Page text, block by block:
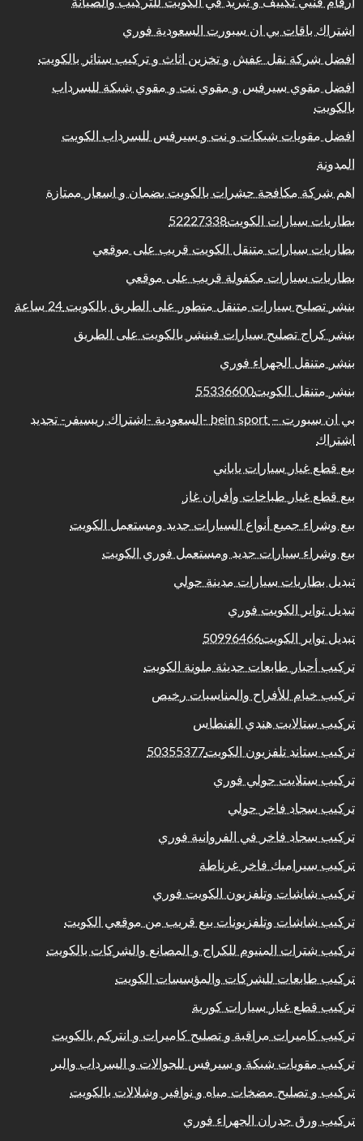
اشتراك باقات بي ان سبورت السعودية فوري
افضل شركة نقل عفش و تخزين اثاث و تركيب ستائر بالكويت
افضل مقوي سيرفس و مقوي نت و مقوي شبكة للسرداب
بالكويت
افضل مقويات شبكات و نت و سيرفس للسرداب الكويت
المدونة
اهم شركة مكافحة حشرات بالكويت بضمان و اسعار ممتازة
بطاريات سيارات الكويت52227338
بطاريات سيارات متنقل الكويت قريب على موقعي
بطاريات سيارات مكفولة قريب على موقعي
بنشر تصليح سيارات متنقل متطور على الطريق بالكويت 24 ساعة
بنشر كراج تصليح سيارات فينشر بالكويت على الطريق
بنشر متنقل الجهراء فوري
بنشر متنقل الكويت55336600
بي ان سبورت – bein sport -السعودية -اشتراك ريسيفر- تجديد
اشتراك
بيع قطع غيار سيارات ياباني
بيع قطع غيار طباخات وأفران غاز
بيع وشراء جميع أنواع السيارات جديد ومستعمل الكويت
بيع وشراء سيارات جديد ومستعمل فوري الكويت
تبديل بطاريات سيارات مدينة حولي
تبديل تواير الكويت فوري
تبديل تواير الكويت50996466
تركيب أحبار طابعات حديثة ملونة الكويت
تركيب خيام للأفراح والمناسبات رخيص
تركيب ستالايت هندي الفنطاس
تركيب ستاند تلفزيون الكويت50355377
تركيب ستلايت حولي فوري
تركيب سجاد فاخر حولي
تركيب سجاد فاخر في الفروانية فوري
تركيب سيراميك فاخر غرناطة
تركيب شاشات وتلفزيون الكويت فوري
تركيب شاشات وتلفزيونات بيع قريب من موقعي الكويت
تركيب شترات المنيوم للكراج و المصانع والشركات بالكويت
تركيب طابعات للشركات والمؤسسات الكويت
تركيب قطع غيار سيارات كورية
تركيب كاميرات مراقبة و تصليح كاميرات و انتركم بالكويت
تركيب مقويات شبكة و سيرفس للجوالات و السرداب والبر
تركيب و تصليح مضخات مياه و نوافير وشلالات بالكويت
تركيب ورق جدران الجهراء فوري